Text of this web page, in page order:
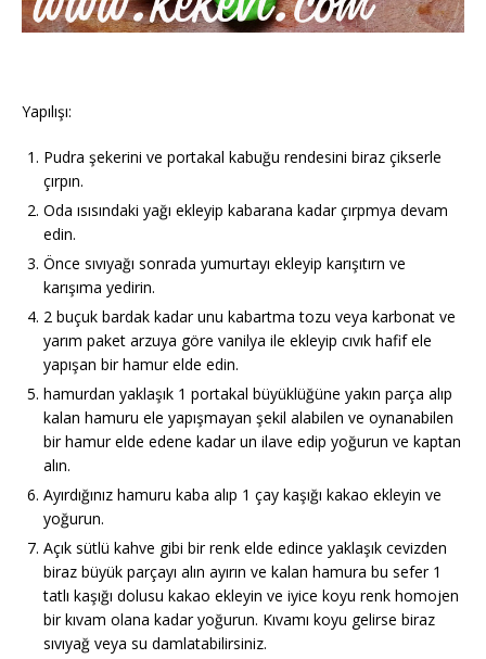
Yapılışı:
Pudra şekerini ve portakal kabuğu rendesini biraz çikserle
çırpın.
Oda ısısındaki yağı ekleyip kabarana kadar çırpmya devam
edin.
Önce sıvıyağı sonrada yumurtayı ekleyip karışıtırn ve
karışıma yedirin.
2 buçuk bardak kadar unu kabartma tozu veya karbonat ve
yarım paket arzuya göre vanilya ile ekleyip cıvık hafif ele
yapışan bir hamur elde edin.
hamurdan yaklaşık 1 portakal büyüklüğüne yakın parça alıp
kalan hamuru ele yapışmayan şekil alabilen ve oynanabilen
bir hamur elde edene kadar un ilave edip yoğurun ve kaptan
alın.
Ayırdığınız hamuru kaba alıp 1 çay kaşığı kakao ekleyin ve
yoğurun.
Açık sütlü kahve gibi bir renk elde edince yaklaşık cevizden
biraz büyük parçayı alın ayırın ve kalan hamura bu sefer 1
tatlı kaşığı dolusu kakao ekleyin ve iyice koyu renk homojen
bir kıvam olana kadar yoğurun. Kıvamı koyu gelirse biraz
sıvıyağ veya su damlatabilirsiniz.